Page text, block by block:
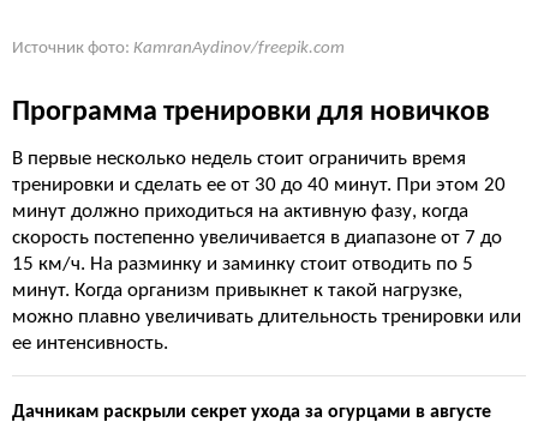
Источник фото: KamranAydinov/freepik.com
Программа тренировки для новичков
В первые несколько недель стоит ограничить время
тренировки и сделать ее от 30 до 40 минут. При этом 20
минут должно приходиться на активную фазу, когда
скорость постепенно увеличивается в диапазоне от 7 до
15 км/ч. На разминку и заминку стоит отводить по 5
минут. Когда организм привыкнет к такой нагрузке,
можно плавно увеличивать длительность тренировки или
ее интенсивность.
Дачникам раскрыли секрет ухода за огурцами в августе